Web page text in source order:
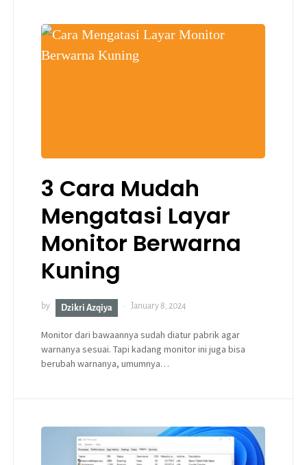
3 Cara Mudah
Mengatasi Layar
Monitor Berwarna
Kuning
by Dzikri Azqiya January 8, 2024
Monitor dari bawaannya sudah diatur pabrik agar
warnanya sesuai. Tapi kadang monitor ini juga bisa
berubah warnanya, umumnya…